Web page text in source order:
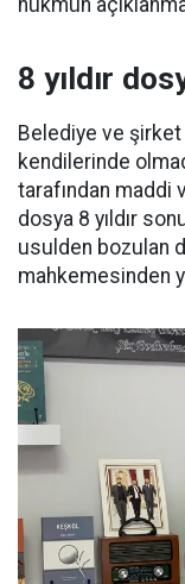
8 yıldır
Belediye ve
kendilerinde
tarafından maddi
dosya 8 yıldır
usulden bozulan
mahkemesinden